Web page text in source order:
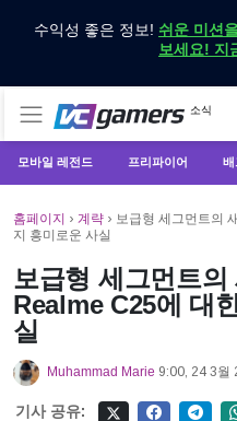
수익성 좋은 정보! 쉬운 미션
보세요! 지
소식
모바일 레전드 프리파이어 배
홈페이지 › 계략 › 보급형 세그먼트의
지 흥미로운 사실
보급형 세그먼트의
Realme C25에 대
실
Muhammad Marie 9:00, 24 3월
기사 공유: